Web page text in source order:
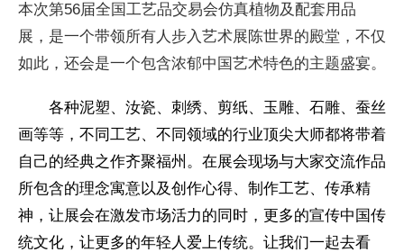
本次第56届全国工艺品交易会仿真植物及配套用品
展，是一个带领所有人步入艺术展陈世界的殿堂，不仅
如此，还会是一个包含浓郁中国艺术特色的主题盛宴。
各种泥塑、汝瓷、刺绣、剪纸、玉雕、石雕、蚕丝
画等等，不同工艺、不同领域的行业顶尖大师都将带着
自己的经典之作齐聚福州。在展会现场与大家交流作品
所包含的理念寓意以及创作心得、制作工艺、传承精
神，让展会在激发市场活力的同时，更多的宣传中国传
统文化，让更多的年轻人爱上传统。让我们一起去看